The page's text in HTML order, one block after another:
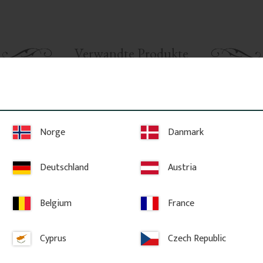
Verwandte Produkte
- Nr.
Handlauf aus holz - 2350 x
85 x 61 mm - Nr. 32-145A
Zierbrett -
046-B
Norge Danmark
Deutschland Austria
Belgium France
Cyprus Czech Republic